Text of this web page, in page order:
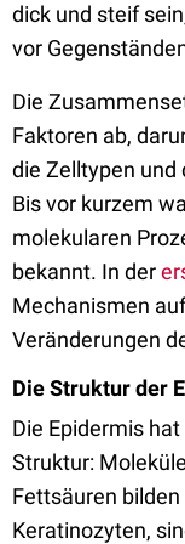
dick und steif
vor
Die
Faktoren ab,
die Zelltypen und
Bis vor kurzem
molekularen
bekannt. In der
Mechanismen
Veränderungen
Die Struktur der
Die Epidermis
Struktur:
Fettsäuren
Keratinozyten,